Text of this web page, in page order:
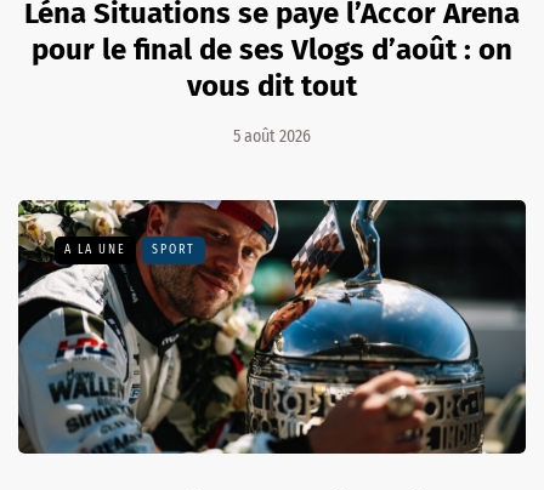
Léna Situations se paye l’Accor Arena
pour le final de ses Vlogs d’août : on
vous dit tout
5 août 2026
A LA UNE SPORT